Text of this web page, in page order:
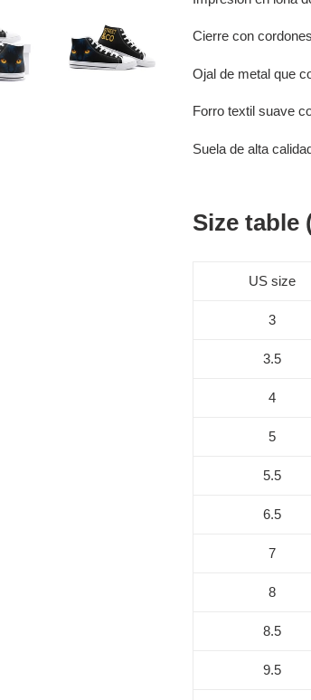
Cierre con
Ojal de metal que
Forro textil suave
Suela de alta
Size table
US size
3
3.5
4
5
5.5
6.5
7
8
8.5
9.5